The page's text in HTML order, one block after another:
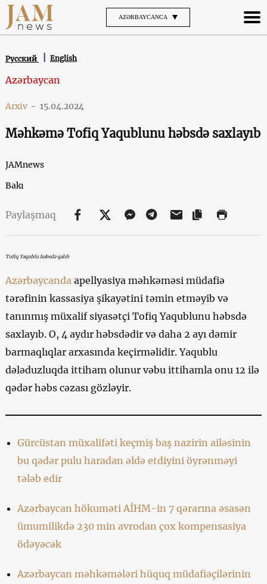
AZƏRBAYCANCA
Русский English
Azərbaycan
Arxiv - 15.04.2024
Məhkəmə Tofiq Yaqublunu həbsdə saxlayıb
JAMnews
Bakı
Paylaşmaq
Tofiq Yaqublu həbsdə qalıb
Azərbaycanda apellyasiya məhkəməsi müdafiə
tərəfinin kassasiya şikayətini təmin etməyib və
tanınmış müxalif siyasətçi Tofiq Yaqublunu həbsdə
saxlayıb. O, 4 aydır həbsdədir və daha 2 ayı dəmir
barmaqlıqlar arxasında keçirməlidir. Yaqublu
dələduzluqda ittiham olunur vəbu ittihamla onu 12 ilə
qədər həbs cəzası gözləyir.
Gürcüstan müxalifəti keçmiş baş nazirin ailəsinin
bu qədər pulu haradan əldə etdiyini öyrənməyi
tələb edir
Azərbaycan hökuməti AİHM-in 7 qərarına əsasən
ümumilikdə 230 min avrodan çox kompensasiya
ödəyəcək
Azərbaycan məhkəmələri hüquq müdafiəçilərinin